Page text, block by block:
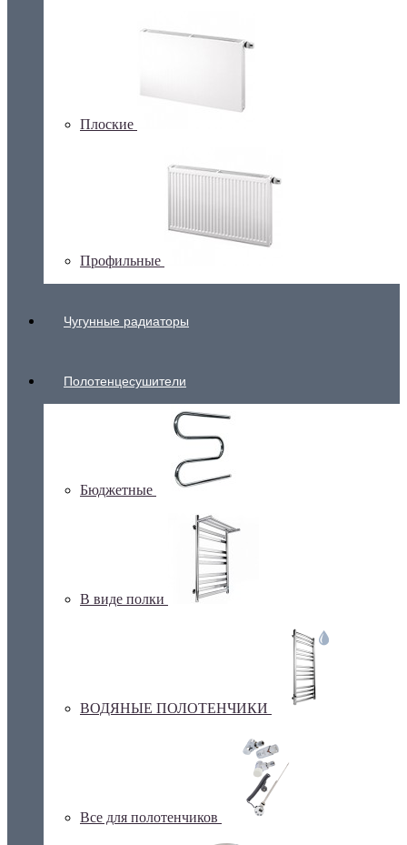
Плоские
Профильные
Чугунные радиаторы
Полотенцесушители
Бюджетные
В виде полки
ВОДЯНЫЕ ПОЛОТЕНЧИКИ
Все для полотенчиков